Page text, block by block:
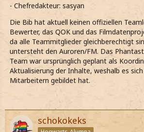
- Chefredakteur: sasyan
Die Bib hat aktuell keinen offiziellen
Bewerter, das QOK und das
da alle Teammitglieder gleichberechtigt
untersteht den Auroren/FM. Das
Team war ursprünglich geplant als
Aktualisierung der Inhalte, weshalb es
Mitarbeitern gebildet hat.
schokokeks